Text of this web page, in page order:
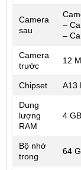
Camera
sau
–
–
Camera
trước
12
Chipset A13
Dung
lượng
RAM
4 GB
Bộ nhớ
trong
64